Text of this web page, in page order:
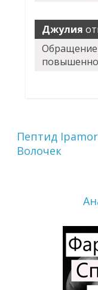
Джулия
Обращение
Пептид
Волочек